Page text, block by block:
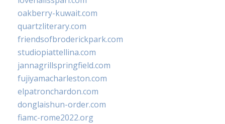
oakberry-kuwait.com
quartzliterary.com
friendsofbroderickpark.com
studiopiattellina.com
jannagrillspringfield.com
fujiyamacharleston.com
elpatronchardon.com
donglaishun-order.com
fiamc-rome2022.org